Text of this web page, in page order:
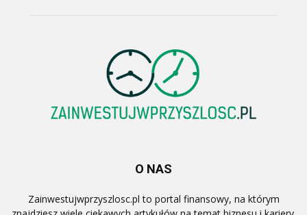
O NAS
Zainwestujwprzyszlosc.pl to portal finansowy, na którym